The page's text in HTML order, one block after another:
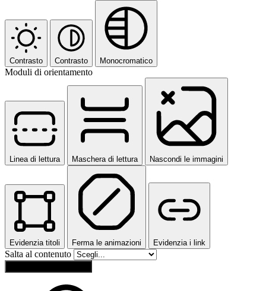
Contrasto Contrasto Monocromatico
Moduli di orientamento
Linea di lettura Maschera di lettura Nascondi le immagini
Evidenzia titoli Ferma le animazioni Evidenzia i link
Salta al contenuto